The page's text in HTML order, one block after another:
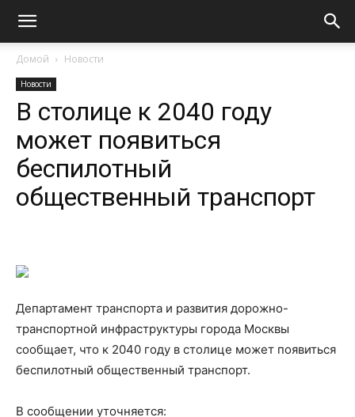
Домой Новости
Новости
В столице к 2040 году
может появиться
беспилотный
общественный транспорт
Департамент транспорта и развития дорожно-
транспортной инфраструктуры города Москвы
сообщает, что к 2040 году в столице может появиться
беспилотный общественный транспорт.
В сообщении уточняется: